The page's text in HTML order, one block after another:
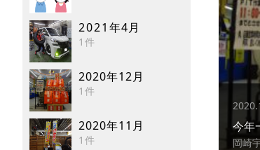
2021年4月
1件
2020年12月
1件
2020年11月
1件
今年
岡崎